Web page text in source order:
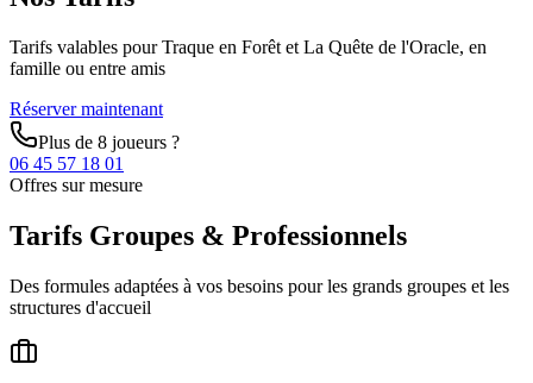
Tarifs valables pour Traque en Forêt et La Quête de l'Oracle, en
famille ou entre amis
Réserver maintenant
Plus de 8 joueurs ?
06 45 57 18 01
Offres sur mesure
Tarifs Groupes & Professionnels
Des formules adaptées à vos besoins pour les grands groupes et les
structures d'accueil